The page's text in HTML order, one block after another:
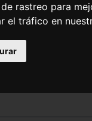
rastreo para
el tráfico en
de